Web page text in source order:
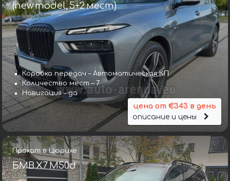
(new model, 5+2 мест)
Коробка передач – Автоматическая КП
Количество мест – 7
Навигация – да
цена от €343 в день
описание и цены
Прокат в Цюрихе
БМВ X7 M50d